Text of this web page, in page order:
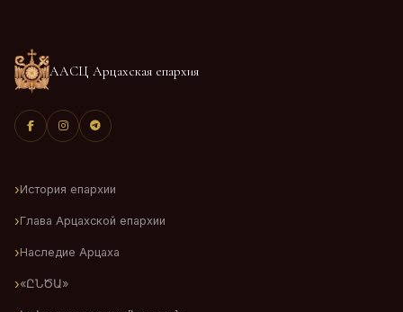
ААСЦ Арцахская епархия
История епархии
Глава Арцахской епархии
Наследие Арцаха
«ԸՆԾԱ»